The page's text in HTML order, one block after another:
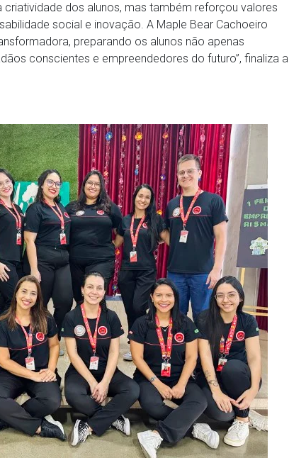
criatividade dos alunos, mas também reforçou valores
social e inovação. A Maple Bear Cachoeiro
preparando os alunos não apenas
conscientes e empreendedores do futuro”, finaliza a